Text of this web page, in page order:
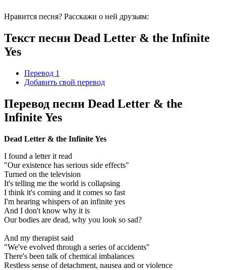
Нравится песня? Расскажи о ней друзьям:
Текст песни Dead Letter & the Infinite
Yes
Перевод 1
Добавить свой перевод
Перевод песни Dead Letter & the
Infinite Yes
Dead Letter & the Infinite Yes
I found a letter it read
"Our existence has serious side effects"
Turned on the television
It's telling me the world is collapsing
I think it's coming and it comes so fast
I'm hearing whispers of an infinite yes
And I don't know why it is
Our bodies are dead, why you look so sad?
And my therapist said
"We've evolved through a series of accidents"
There's been talk of chemical imbalances
Restless sense of detachment, nausea and or violence